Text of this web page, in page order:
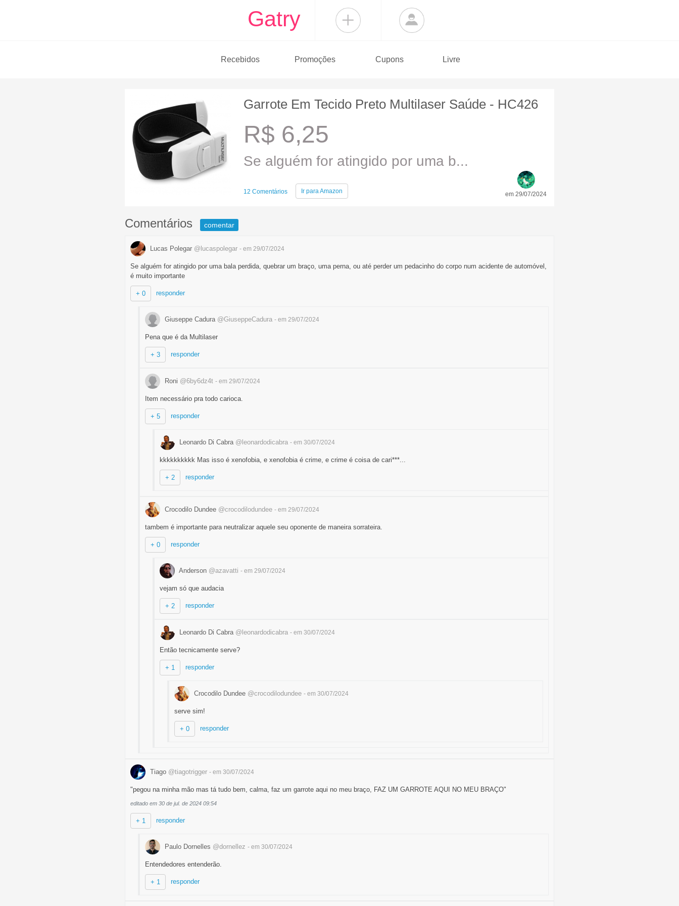
Gatry
Recebidos Promoções Cupons Livre
Garrote Em Tecido Preto Multilaser Saúde - HC426
R$ 6,25
Se alguém for atingido por uma b...
12 Comentários Ir paraAmazon em 29/07/2024
Comentários comentar
Lucas Polegar @lucaspolegar - em 29/07/2024
Se alguém for atingido por uma bala perdida, quebrar um braço, uma perna, ou até perder um pedacinho do corpo num acidente de automóvel,
é muito importante
+ 0 responder
Giuseppe Cadura @GiuseppeCadura - em 29/07/2024
Pena que é da Multilaser
+ 3 responder
Roni @6by6dz4t - em 29/07/2024
Item necessário pra todo carioca.
+ 5 responder
Leonardo Di Cabra @leonardodicabra - em 30/07/2024
kkkkkkkkkk Mas isso é xenofobia, e xenofobia é crime, e crime é coisa de cari***...
+ 2 responder
Crocodilo Dundee @crocodilodundee - em 29/07/2024
tambem é importante para neutralizar aquele seu oponente de maneira sorrateira.
+ 0 responder
Anderson @azavatti - em 29/07/2024
vejam só que audacia
+ 2 responder
Leonardo Di Cabra @leonardodicabra - em 30/07/2024
Então tecnicamente serve?
+ 1 responder
Crocodilo Dundee @crocodilodundee - em 30/07/2024
serve sim!
+ 0 responder
Tiago @tiagotrigger - em 30/07/2024
"pegou na minha mão mas tá tudo bem, calma, faz um garrote aqui no meu braço, FAZ UM GARROTE AQUI NO MEU BRAÇO"
editado em 30 de jul. de 2024 09:54
+ 1 responder
Paulo Dornelles @dornellez - em 30/07/2024
Entendedores entenderão.
+ 1 responder